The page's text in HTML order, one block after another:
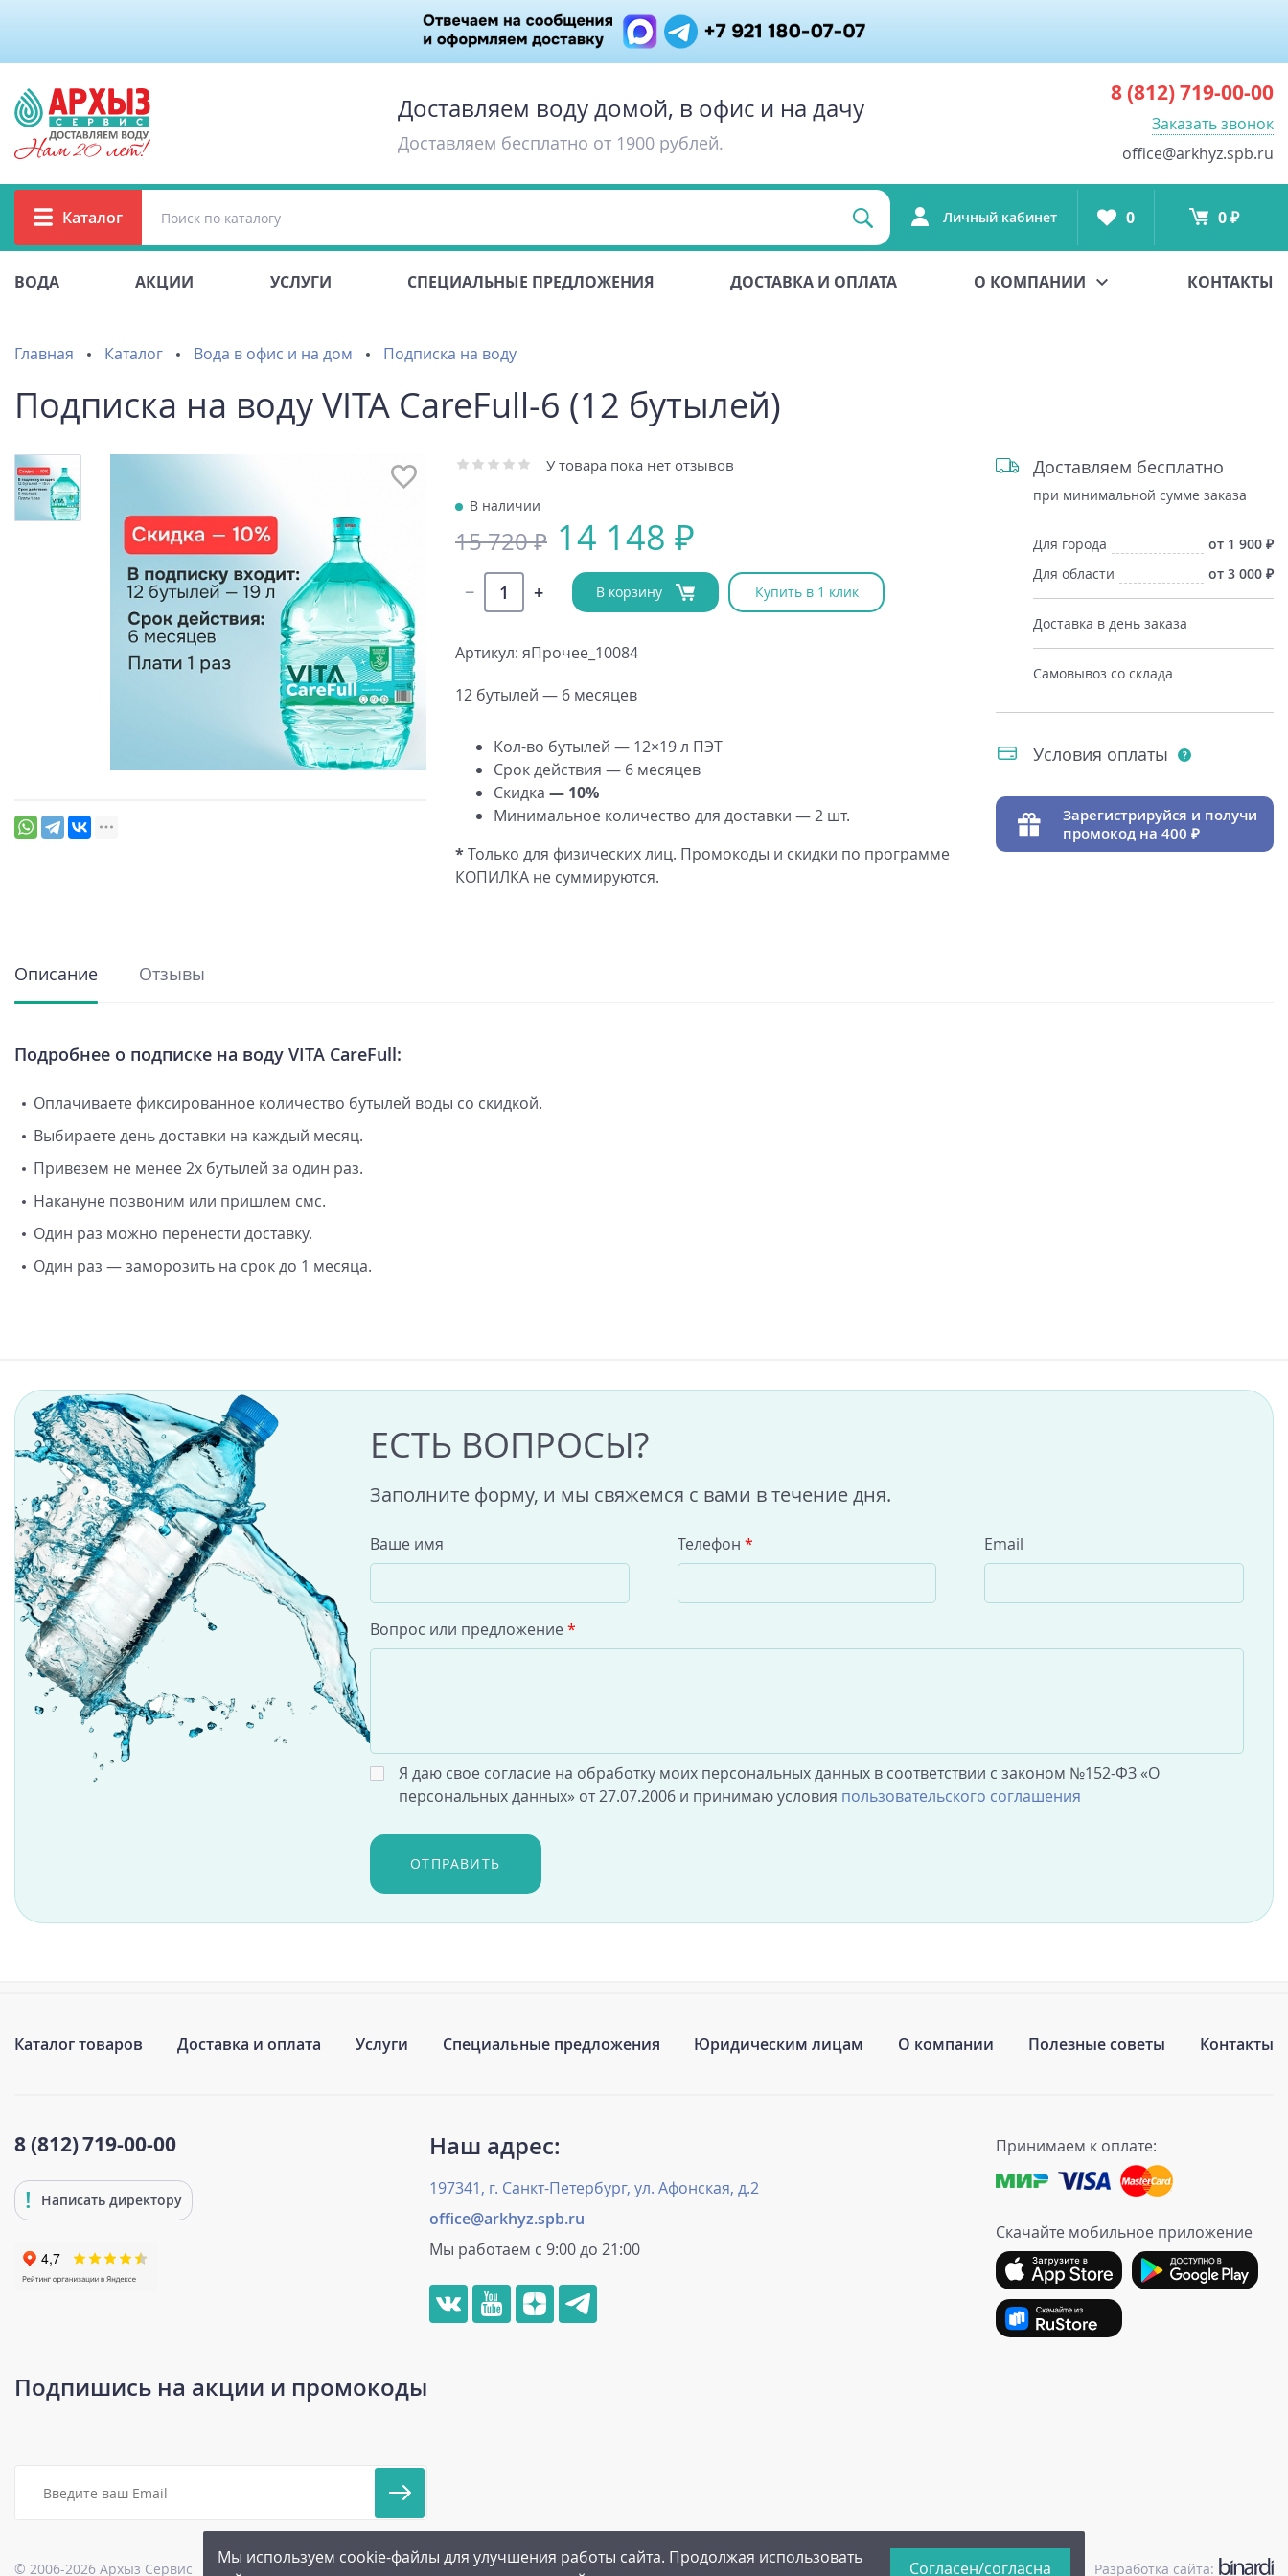
Доставляем воду домой, в офис и на дачу
Доставляем бесплатно от 1900 рублей.
8 (812)719-00-00
Заказать звонок
office@arkhyz.spb.ru
Каталог Личный кабинет 0 0 ₽
ВОДА АКЦИИ УСЛУГИ СПЕЦИАЛЬНЫЕ ПРЕДЛОЖЕНИЯ ДОСТАВКА И ОПЛАТА О КОМПАНИИ КОНТАКТЫ
Главная Каталог Вода в офис и на дом Подписка на воду
Подписка на воду VITA CareFull-6 (12 бутылей)
У товара пока нет отзывов
В наличии
15 720 ₽ 14 148 ₽
В корзину Купить в 1 клик
Артикул: яПрочее_10084
12 бутылей — 6 месяцев
Кол-во бутылей — 12×19 л ПЭТ
Срок действия — 6 месяцев
Скидка — 10%
Минимальное количество для доставки — 2 шт.
*Только для физических лиц. Промокоды и скидки по программе
КОПИЛКА не суммируются.
Доставляем бесплатно
при минимальной сумме заказа
Для города
от 1 900
Для области
от 3 000
Доставка в день заказа
Самовывоз со склада
Условия оплаты
Зарегистрируйся и получи
промокод на 400
Описание Отзывы
Подробнее о подписке на воду VITA CareFull:
Оплачиваете фиксированное количество бутылей воды со скидкой.
Выбираете день доставки на каждый месяц.
Привезем не менее 2х бутылей за один раз.
Накануне позвоним или пришлем смс.
Один раз можно перенести доставку.
Один раз — заморозить на срок до 1 месяца.
ЕСТЬ ВОПРОСЫ?
Заполните форму, и мы свяжемся с вами в течение дня.
Ваше имя Телефон * Email
Вопрос или предложение *
Я даю свое согласие на обработку моих персональных данных в соответствии с законом №152-ФЗ «О
персональных данных» от 27.07.2006 и принимаю условия пользовательского соглашения
ОТПРАВИТЬ
Каталог товаров Доставка и оплата Услуги Специальные предложения Юридическим лицам О компании Полезные советы Контакты
8 (812)719-00-00
Написать директору
Наш адрес:
197341, г. Санкт-Петербург, ул. Афонская, д.2
office@arkhyz.spb.ru
Мы работаем с 9:00 до 21:00
Принимаем к оплате:
Скачайте мобильное приложение
Подпишись на акции и промокоды
© 2006-2026 Архыз Сервис Карта сайта |Бонусная программа | Пользовательское соглашение |Политика конфиденциальности |Публичная оферта Разработка сайта:
Мы используем cookie-файлы для улучшения работы сайта. Продолжая использовать
Согласен/согласна